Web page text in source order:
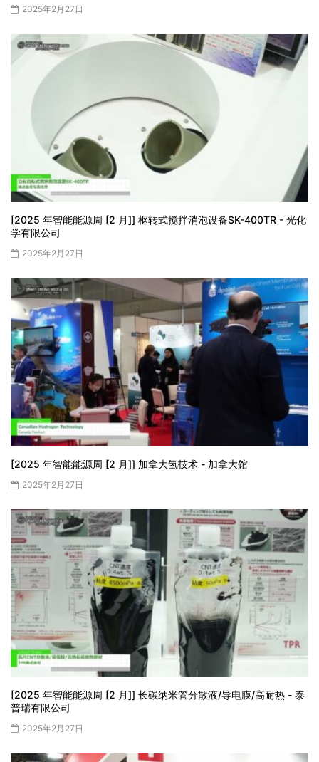
2025年2月27日
[2025 年智能能源周 [2 月]] 枢转式搅拌消泡设备SK-400TR - 光化
学有限公司
2025年2月27日
[2025 年智能能源周 [2 月]] 加拿大氢技术 - 加拿大馆
2025年2月27日
[2025 年智能能源周 [2 月]] 长碳纳米管分散液/导电膜/高耐热 - 泰
普瑞有限公司
2025年2月27日